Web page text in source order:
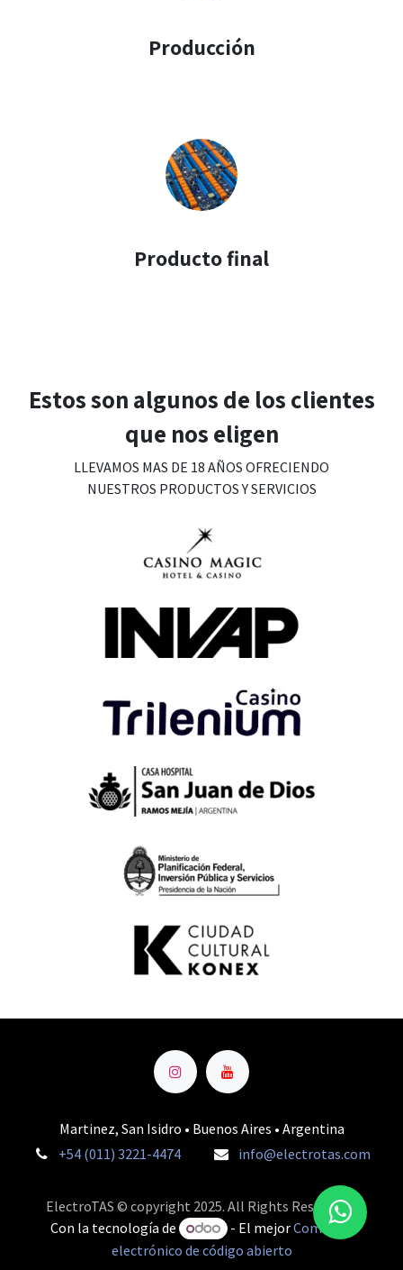
Producción
Producto final
Estos son algunos de los clientes
que nos eligen​
LLEVAMOS MAS DE 18 AÑOS OFRECIENDO
NUESTROS PRODUCTOS Y SERVICIOS
Martinez, San Isidro • Buenos Aires • Argentina
+54 (011) 3221-4474
info@electrotas.com
ElectroTAS © copyright 2025. All Rights Reserved.
Con la tecnología de
- El mejorComercio
electrónico de código abierto